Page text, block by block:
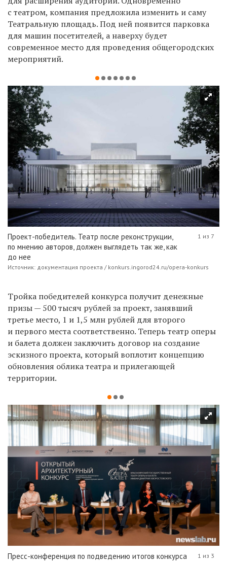
с театром, компания предложила изменить и саму
Театральную площадь. Под ней появится парковка
для машин посетителей, а наверху будет
современное место для проведения общегородских
мероприятий.
Проект-победитель. Театр после реконструкции,
по мнению авторов, должен выглядеть так же, как
до нее
Источник: документация проекта / konkurs.ingorod24.ru/opera-konkurs
1 из 7
Тройка победителей конкурса получит денежные
призы — 500 тысяч рублей за проект, занявший
третье место, 1 и 1,5 млн рублей для второго
и первого места соответственно. Теперь театр оперы
и балета должен заключить договор на создание
эскизного проекта, который воплотит концепцию
обновления облика театра и прилегающей
территории.
Пресс-конференция по подведению итогов конкурса 1 из 3